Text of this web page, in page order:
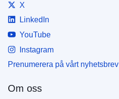
X
LinkedIn
YouTube
Instagram
Prenumerera på vårt nyhetsbrev
Om oss